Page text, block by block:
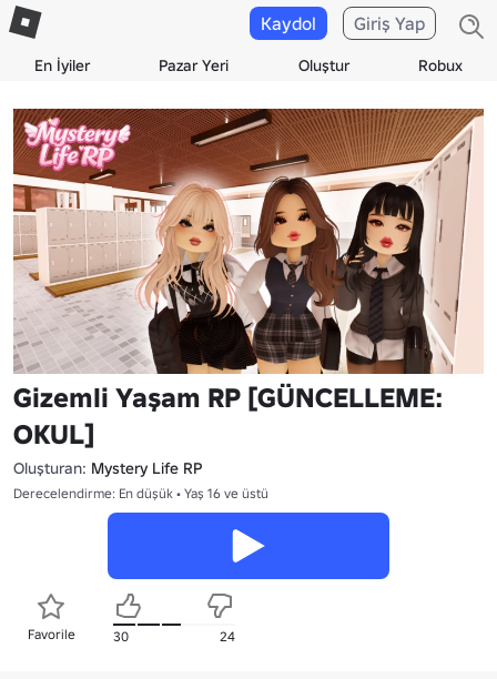
En İyiler Pazar Yeri Oluştur Robux
Kaydol Giriş Yap
Gizemli Yaşam RP [GÜNCELLEME:
OKUL]
Oluşturan: Mystery Life RP
Derecelendirme: En düşük • Yaş 16 ve üstü
Favorile 30 24